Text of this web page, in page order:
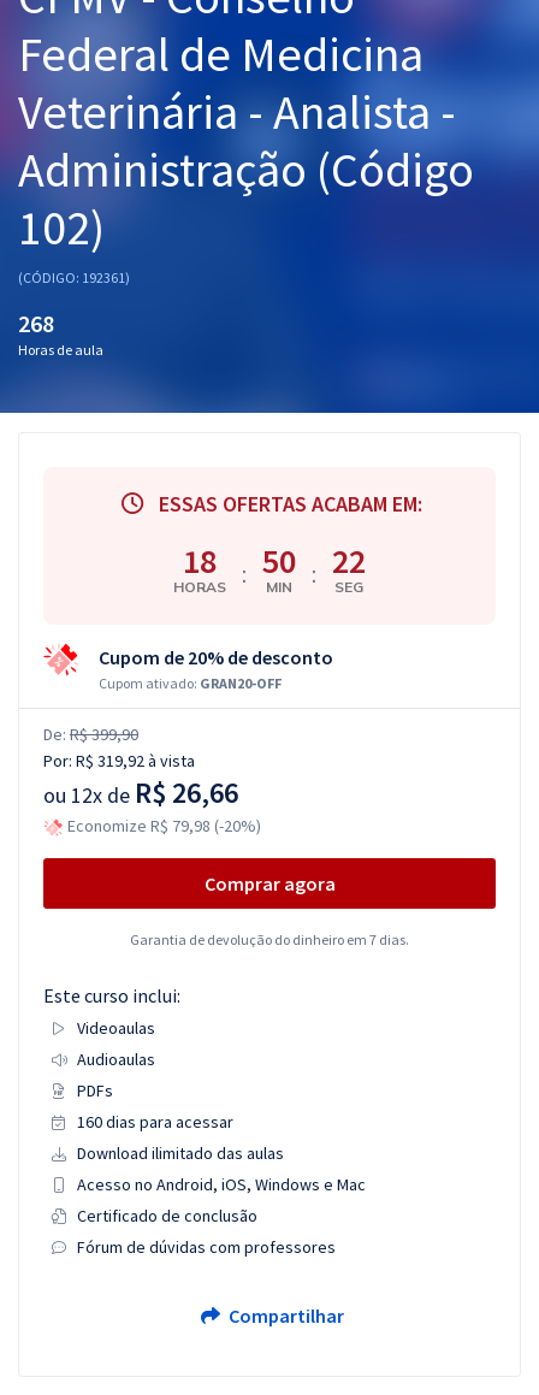
Graduação
Mentorias
Questões grátis
Blog
Federal de Medicina
Veterinária - Analista -
Administração (Código
102)
(CÓDIGO: 192361)
268
Horas de aula
ESSAS OFERTAS ACABAM EM:
18
HORAS : 50
MIN : 21
SEG
Cupom de 20% de desconto
Cupom ativado: GRAN20-OFF
De: R$ 399,90
Por: R$ 319,92à vista
ou 12x de R$ 26,66
Economize R$ 79,98 (-20%)
Comprar agora
Garantia de devolução do dinheiro em 7 dias.
Este curso inclui:
Videoaulas
Audioaulas
PDFs
160 dias para acessar
Download ilimitado das aulas
Acesso no Android, iOS, Windows e Mac
Certificado de conclusão
Fórum de dúvidas com professores
Compartilhar